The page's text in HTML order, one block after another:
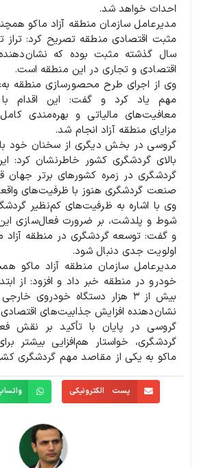
احداث خواهد شد.
مدیرعامل سازمان منطقه آزاد ماکو
مثبت اقتصادی منطقه تصریح کرد:
سال گذشته مثبت بوده که
اقتصادی و تجاری در این منطقه است.
وی از اجرای طرح محصورسازی منطقه
مهم یاد کرد و گفت: این اقدام با
معافیت‌های مالیاتی و بهره‌مندی
مزایای منطقه آزاد انجام شد.
گروسی در بخش دیگری از سخنان خود
بالای گردشگری کشور خاطرنشان کرد:
گردشگری در زمره کشورهای برتر جهان
صنعت گردشگری هنوز با ظرفیت‌های
وی با اشاره به ظرفیت‌های کم‌نظیر
شوط و پلدشت، بر ضرورت فعال‌سازی
و گفت: توسعه گردشگری در منطقه آزاد
اولویت جدی دنبال شود.
مدیرعامل سازمان منطقه آزاد ماکو
خودرو در منطقه خبر داد و افزود: از
بیش از ۳ هزار دستگاه خودروی
نشان‌دهنده افزایش جذابیت‌های
گروسی در پایان با تأکید بر نقش
گردشگری، خواستار هم‌افزایی بیشتر
ماکو به یکی از مقاصد مهم گردشگری
پست الکترونیکی